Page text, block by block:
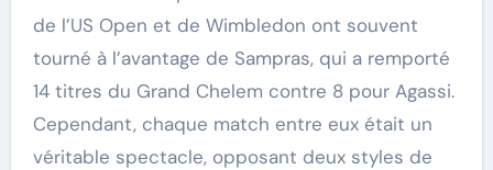
de l’US Open et de Wimbledon ont souvent
tourné à l’avantage de Sampras, qui a remporté
14 titres du Grand Chelem contre 8 pour Agassi.
Cependant, chaque match entre eux était un
véritable spectacle, opposant deux styles de